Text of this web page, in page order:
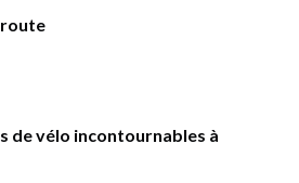
route
de vélo incontournables à